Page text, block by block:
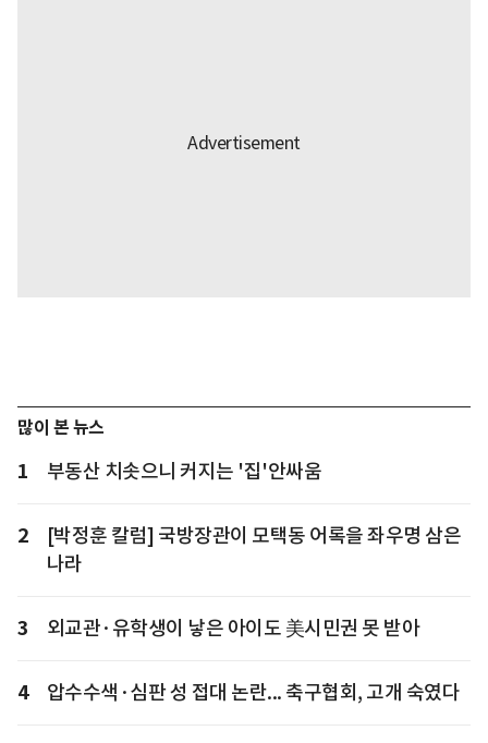
많이 본 뉴스
1 부동산 치솟으니 커지는 '집'안싸움
2
[박정훈 칼럼] 국방장관이 모택동 어록을 좌우명 삼은
나라
3 외교관·유학생이 낳은 아이도 美시민권 못 받아
4 압수수색·심판 성 접대 논란... 축구협회, 고개 숙였다